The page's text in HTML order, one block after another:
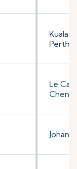
Kuala
Perth,
Le